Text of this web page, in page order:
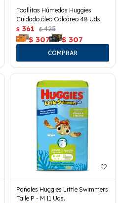
Toallitas Húmedas Huggies
Cuidado óleo Calcáreo 48 Uds.
$ 361 $ 425
$ 307 $ 307
Pañales Huggies Little Swimmers
Talle P - M 11 Uds.